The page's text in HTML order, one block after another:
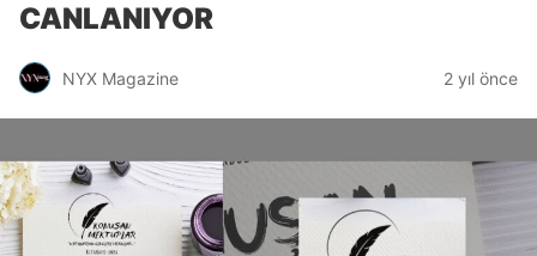
CANLANIYOR
NYX Magazine 2 yıl önce